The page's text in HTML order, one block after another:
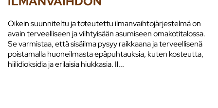
Oikein suunniteltu ja toteutettu ilmanvaihtojärjestelmä on
avain terveelliseen ja viihtyisään asumiseen omakotitalossa.
Se varmistaa, että sisäilma pysyy raikkaana ja terveellisenä
poistamalla huoneilmasta epäpuhtauksia, kuten kosteutta,
hiilidioksidia ja erilaisia hiukkasia. Il...